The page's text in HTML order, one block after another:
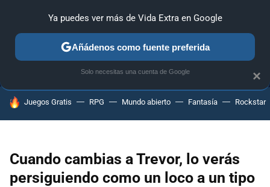
MENÚ NUEVO
GUÍAS Y TRUCOS PC SONY
HOY SE HABLA DE
Juegos Gratis RPG Mundo abierto Fantasía Rockstar
Cuando cambias a Trevor, lo verás
persiguiendo como un loco a un tipo
×
Ya puedes ver más de Vida Extra en Google
Añádenos como fuente preferida
Solo necesitas una cuenta de Google